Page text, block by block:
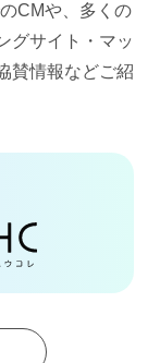
CMや、多くの
グサイト・マッ
賛情報などご紹